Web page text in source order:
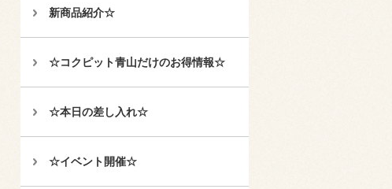
新商品紹介☆
☆コクピット青山だけのお得情報☆
☆本日の差し入れ☆
☆イベント開催☆